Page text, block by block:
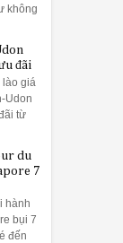
không
đãi
lào giá
Udon
từ
du
7
hành
bụi 7
đến